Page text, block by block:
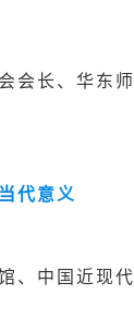
会长、华东
代意义
、中国近现